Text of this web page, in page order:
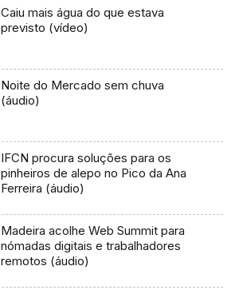
Caiu mais água do que estava
previsto (vídeo)
Noite do Mercado sem chuva
(áudio)
IFCN procura soluções para os
pinheiros de alepo no Pico da Ana
Ferreira (áudio)
Madeira acolhe Web Summit para
nómadas digitais e trabalhadores
remotos (áudio)